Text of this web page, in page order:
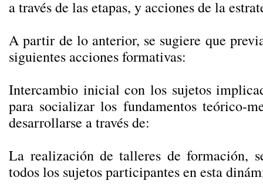
a través de las etapas, y acciones de la
A partir de lo anterior, se sugiere que
siguientes acciones formativas:
Intercambio inicial con los sujetos
para socializar los fundamentos teórico-
desarrollarse a través de:
La realización de talleres de formación,
todos los sujetos participantes en esta